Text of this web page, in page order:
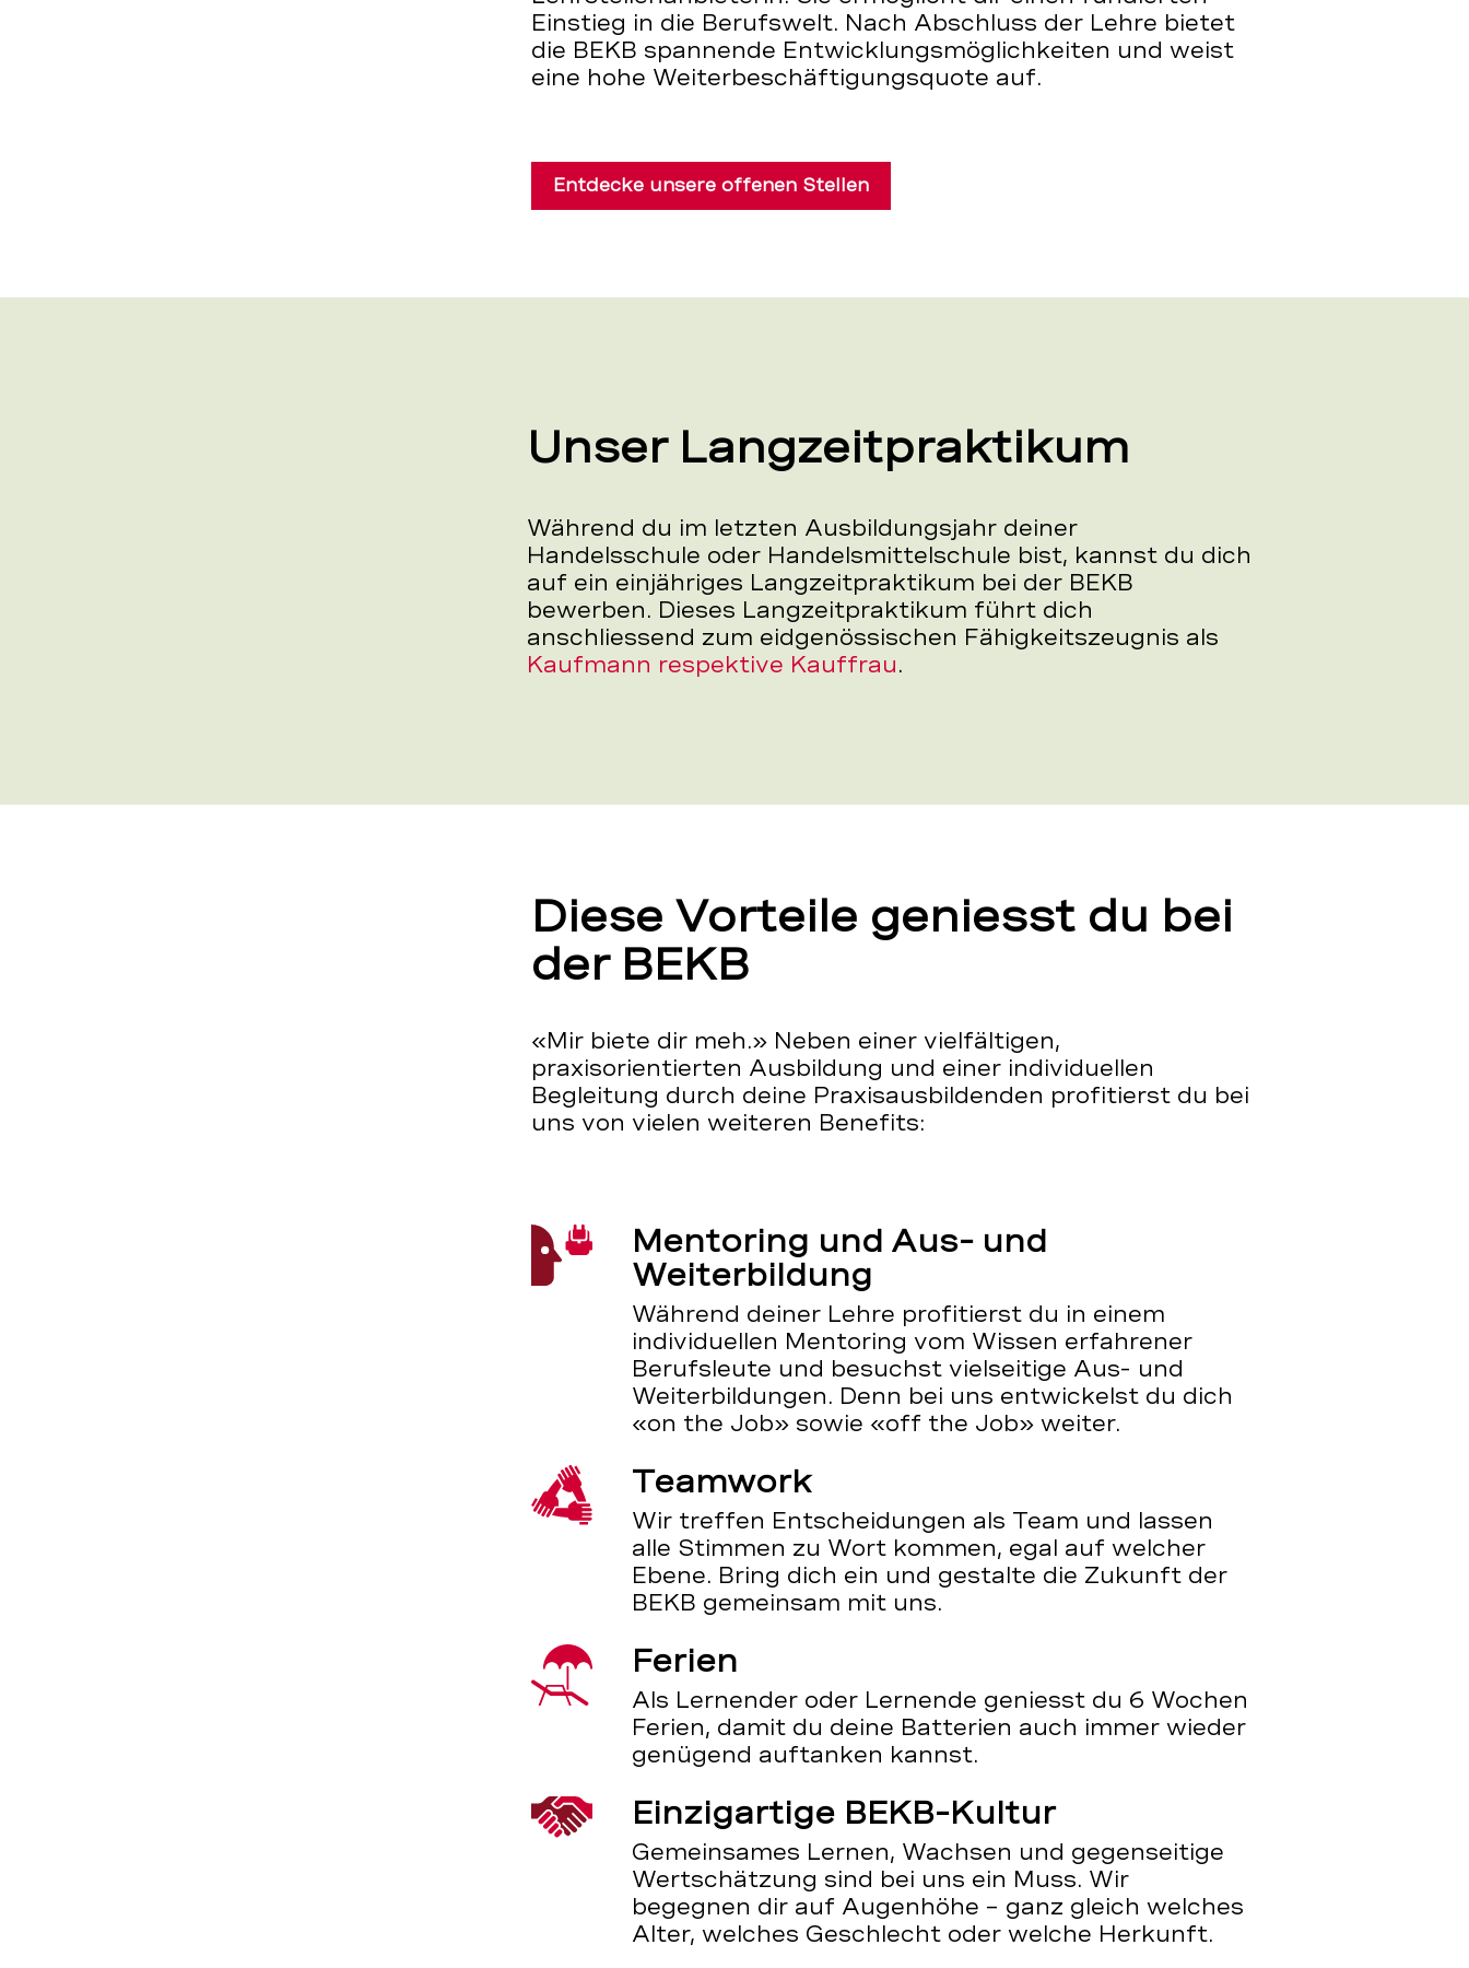
Einstieg in die Berufswelt. Nach Abschluss der Lehre bietet
die BEKB spannende Entwicklungsmöglichkeiten und weist
eine hohe Weiterbeschäftigungsquote auf.
Entdecke unsere offenen Stellen
Unser Langzeitpraktikum
Während du im letzten Ausbildungsjahr deiner
Handelsschule oder Handelsmittelschule bist, kannst du dich
auf ein einjähriges Langzeitpraktikum bei der BEKB
bewerben. Dieses Langzeitpraktikum führt dich
anschliessend zum eidgenössischen Fähigkeitszeugnis als
Kaufmann respektive Kauffrau.
Diese Vorteile geniesst du bei
der BEKB
«Mir biete dir meh.» Neben einer vielfältigen,
praxisorientierten Ausbildung und einer individuellen
Begleitung durch deine Praxisausbildenden profitierst du bei
uns von vielen weiteren Benefits:
Mentoring und Aus- und
Weiterbildung
Während deiner Lehre profitierst du in einem
individuellen Mentoring vom Wissen erfahrener
Berufsleute und besuchst vielseitige Aus- und
Weiterbildungen. Denn bei uns entwickelst du dich
«on the Job» sowie «off the Job» weiter.
Teamwork
Wir treffen Entscheidungen als Team und lassen
alle Stimmen zu Wort kommen, egal auf welcher
Ebene. Bring dich ein und gestalte die Zukunft der
BEKB gemeinsam mit uns.
Ferien
Als Lernender oder Lernende geniesst du 6 Wochen
Ferien, damit du deine Batterien auch immer wieder
genügend auftanken kannst.
Einzigartige BEKB-Kultur
Gemeinsames Lernen, Wachsen und gegenseitige
Wertschätzung sind bei uns ein Muss. Wir
begegnen dir auf Augenhöhe – ganz gleich welches
Alter, welches Geschlecht oder welche Herkunft.